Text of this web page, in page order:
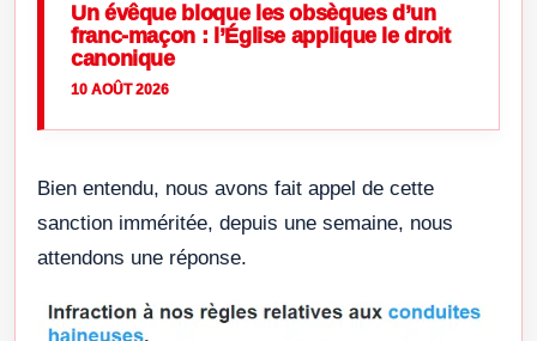
Un évêque bloque les obsèques d’un
franc-maçon : l’Église applique le droit
canonique
10 AOÛT 2026
Bien entendu, nous avons fait appel de cette
sanction imméritée, depuis une semaine, nous
attendons une réponse.